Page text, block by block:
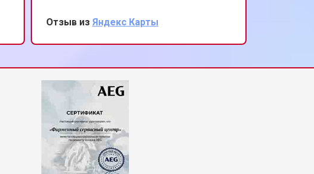
от 2450 ₽
от 1850 ₽
от 3100 ₽
неисправность в замке люка,
озвучил цену и сразу сделал ремонт.
Через 25 минут машинка запускалась
довольна.
Отзыв из Яндекс Карты